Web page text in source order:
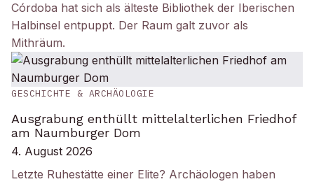
Córdoba hat sich als älteste Bibliothek der Iberischen
Halbinsel entpuppt. Der Raum galt zuvor als
Mithräum.
GESCHICHTE & ARCHÄOLOGIE
Ausgrabung enthüllt mittelalterlichen Friedhof
am Naumburger Dom
4. August 2026
Letzte Ruhestätte einer Elite? Archäologen haben